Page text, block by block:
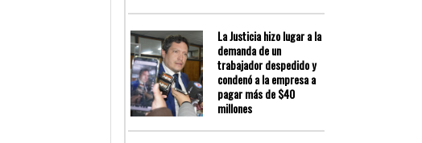
La Justicia hizo lugar a la
demanda de un
trabajador despedido y
condenó a la empresa a
pagar más de $40
millones